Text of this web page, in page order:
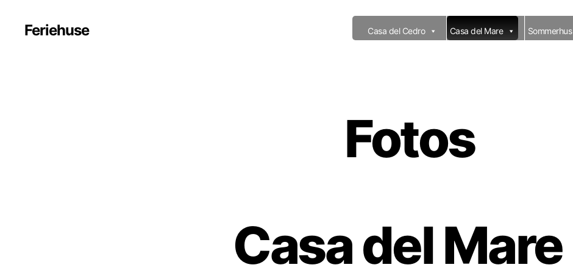
Feriehuse Casa del Cedro Casa del Mare Sommerhus
Fotos
Casa del Mare